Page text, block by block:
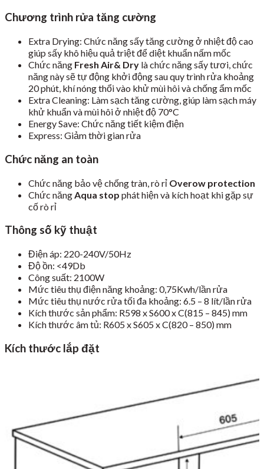
Chương trình rửa tăng cường
Extra Drying: Chức năng sấy tăng cường ở nhiệt độ cao
giúp sấy khô hiệu quả triệt để diệt khuẩn nấm mốc
Chức năng Fresh Air& Dry là chức năng sấy tươi, chức
năng này sẽ tự động khởi động sau quy trình rửa khoảng
20 phút, khí nóng thổi vào khử mùi hôi và chống ẩm mốc
Extra Cleaning: Làm sạch tăng cường, giúp làm sạch máy
khử khuẩn và mùi hôi ở nhiệt độ 70°C
Energy Save: Chức năng tiết kiệm điện
Express: Giảm thời gian rửa
Chức năng an toàn
Chức năng bảo vệ chống tràn, rò rỉ Overow protection
Chức năng Aqua stop phát hiện và kích hoạt khi gặp sự
cố rò rỉ
Thông số kỹ thuật
Điện áp: 220-240V/50Hz
Độ ồn: <49Db
Công suất: 2100W
Mức tiêu thụ điện năng khoảng: 0,75Kwh/lần rửa
Mức tiêu thụ nước rửa tối đa khoảng: 6.5 – 8 lít/lần rửa
Kích thước sản phẩm: R598 x S600 x C(815 – 845) mm
Kích thước âm tủ: R605 x S605 x C(820 – 850) mm
Kích thước lắp đặt